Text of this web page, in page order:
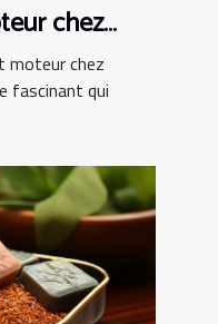
chez
moteur chez
fascinant qui